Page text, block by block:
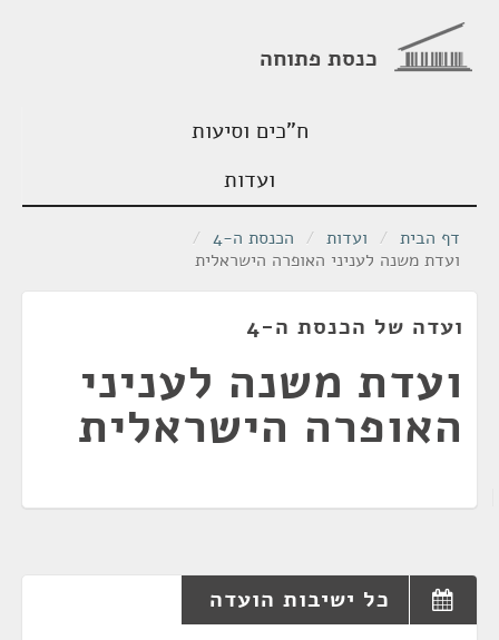
כנסת פתוחה
ח"כים וסיעות
ועדות
דף הבית / ועדות / הכנסת ה-4
/
ועדת משנה לעניני האופרה הישראלית
ועדה של הכנסת ה-4
ועדת משנה לעניני
האופרה הישראלית
כל ישיבות הועדה